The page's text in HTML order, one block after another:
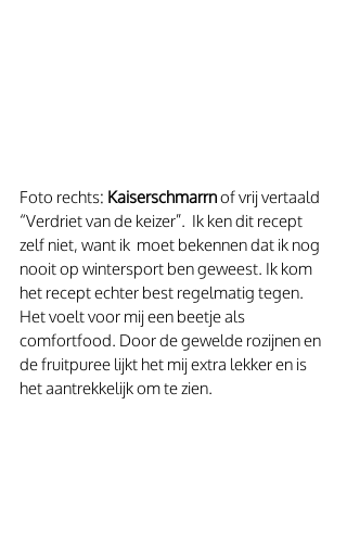
Foto rechts: Kaiserschmarrn of vrij vertaald
“Verdriet van de keizer”.  Ik ken dit recept
zelf niet, want ik  moet bekennen dat ik nog
nooit op wintersport ben geweest. Ik kom
het recept echter best regelmatig tegen.
Het voelt voor mij een beetje als
comfortfood. Door de gewelde rozijnen en
de fruitpuree lijkt het mij extra lekker en is
het aantrekkelijk om te zien.